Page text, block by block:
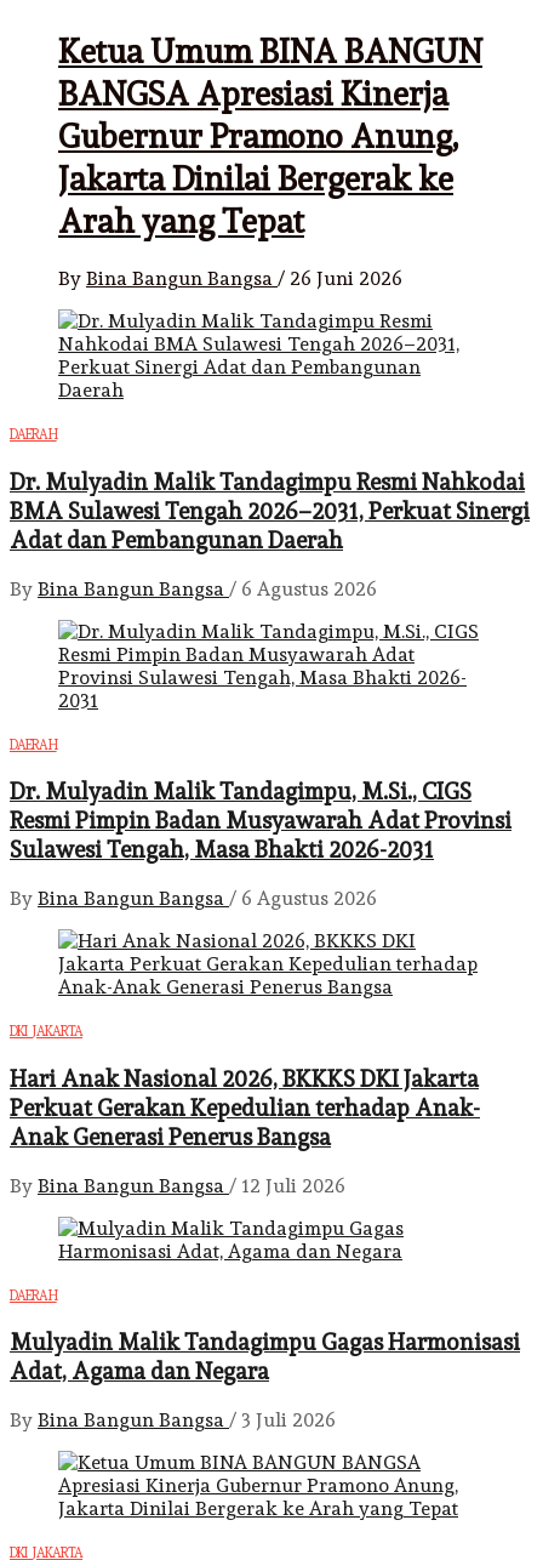
Ketua Umum BINA BANGUN
BANGSA Apresiasi Kinerja
Gubernur Pramono Anung,
Jakarta Dinilai Bergerak ke
Arah yang Tepat
By Bina Bangun Bangsa / 26 Juni 2026
DAERAH
Dr. Mulyadin Malik Tandagimpu Resmi Nahkodai
BMA Sulawesi Tengah 2026–2031, Perkuat Sinergi
Adat dan Pembangunan Daerah
By Bina Bangun Bangsa / 6 Agustus 2026
DAERAH
Dr. Mulyadin Malik Tandagimpu, M.Si., CIGS
Resmi Pimpin Badan Musyawarah Adat Provinsi
Sulawesi Tengah, Masa Bhakti 2026-2031
By Bina Bangun Bangsa / 6 Agustus 2026
DKI JAKARTA
Hari Anak Nasional 2026, BKKKS DKI Jakarta
Perkuat Gerakan Kepedulian terhadap Anak-
Anak Generasi Penerus Bangsa
By Bina Bangun Bangsa / 12 Juli 2026
DAERAH
Mulyadin Malik Tandagimpu Gagas Harmonisasi
Adat, Agama dan Negara
By Bina Bangun Bangsa / 3 Juli 2026
DKI JAKARTA